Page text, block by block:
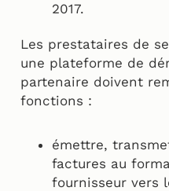
2017.
Les prestataires de
une plateforme de
partenaire doivent
fonctions :
émettre,
factures au
fournisseur vers